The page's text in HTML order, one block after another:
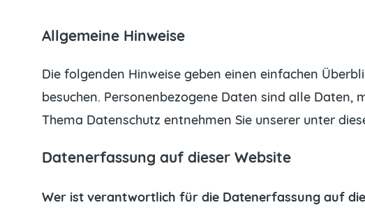
Allgemeine Hinweise
Die folgenden Hinweise geben einen einfachen
besuchen. Personenbezogene Daten sind alle
Thema Datenschutz entnehmen Sie unserer unter
Datenerfassung auf dieser Website
Wer ist verantwortlich für die Datenerfassung auf